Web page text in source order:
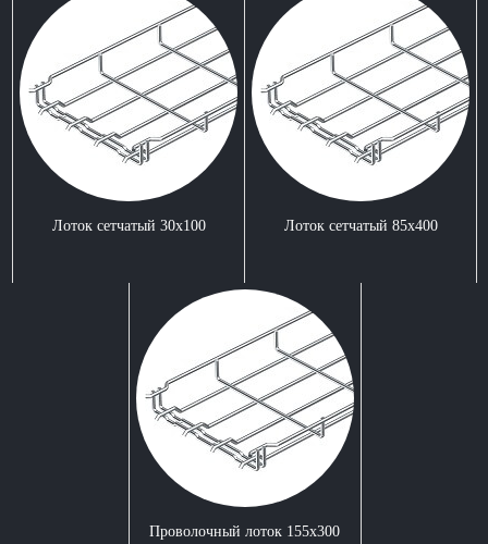
Лоток сетчатый 30x100 Лоток сетчатый 85x400
Проволочный лоток 155x300